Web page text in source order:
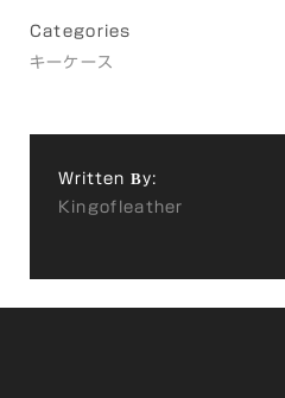
Categories
キーケース
Written By:
Kingofleather